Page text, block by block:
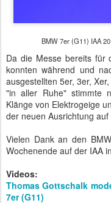
BMW 7er (G11) IAA
Da die Messe bereits für
konnten während und
ausgestellten 5er, 3er,
"in aller Ruhe" stimmte
Klänge von Elektrogeige
der neuen Ausrichtung auf
Vielen Dank an den
Wochenende auf der IAA
Videos:
Thomas Gottschalk
7er (G11)